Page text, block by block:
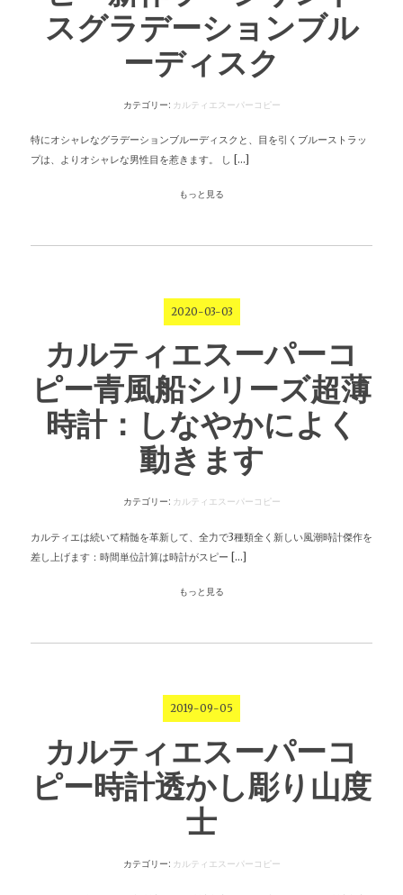
スグラデーションブル
ーディスク
カテゴリー: カルティエスーパーコピー
特にオシャレなグラデーションブルーディスクと、目を引くブルーストラッ
プは、よりオシャレな男性目を惹きます。 し […]
もっと見る
2020-03-03
カルティエスーパーコ
ピー青風船シリーズ超薄
時計：しなやかによく
動きます
カテゴリー: カルティエスーパーコピー
カルティエは続いて精髄を革新して、全力で3種類全く新しい風潮時計傑作を
差し上げます：時間単位計算は時計がスピー […]
もっと見る
2019-09-05
カルティエスーパーコ
ピー時計透かし彫り山度
士
カテゴリー: カルティエスーパーコピー